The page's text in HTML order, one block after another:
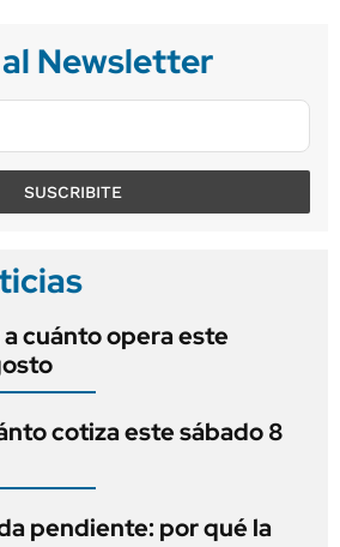
Newsletter
SUSCRIBITE
cuánto opera este
cotiza este sábado 8
pendiente: por qué la